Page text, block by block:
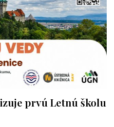
prvú Letnú školu